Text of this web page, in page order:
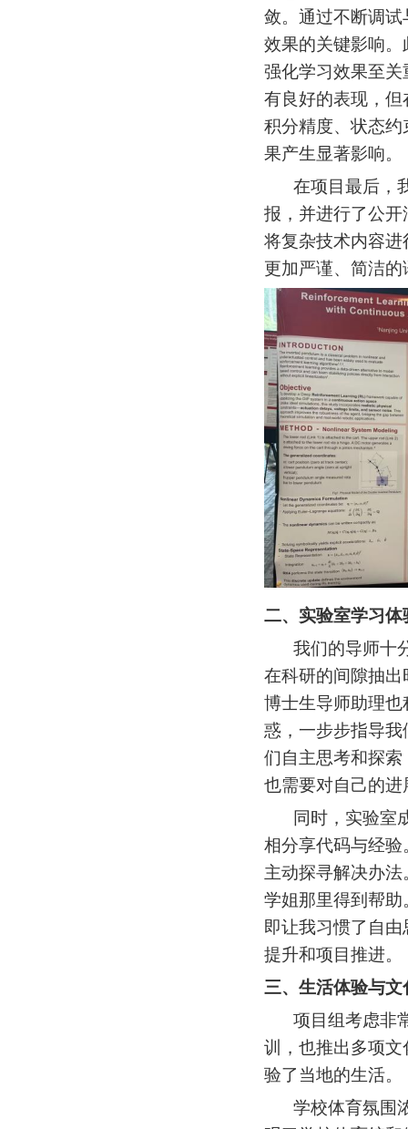
敛。通过不断调
效果的关键影响
强化学习效果至关
有良好的表现，
积分精度、状态
果产生显著影响。
在项目最后，
报，并进行了公
将复杂技术内容
更加严谨、简洁
二、实验室学习体
我们的导师十
在科研的间隙抽
博士生导师助理
惑，一步步指导
们自主思考和探
也需要对自己的进
同时，实验室
相分享代码与经
主动探寻解决办
学姐那里得到帮助
即让我习惯了自
提升和项目推进。
三、生活体验与文
项目组考虑非
训，也推出多项
验了当地的生活。
学校体育氛围